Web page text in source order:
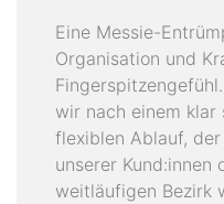
Eine Messie-
Organisation und
wir nach einem
flexiblen Ablauf,
unserer Kund:innen
weitläufigen Bezirk